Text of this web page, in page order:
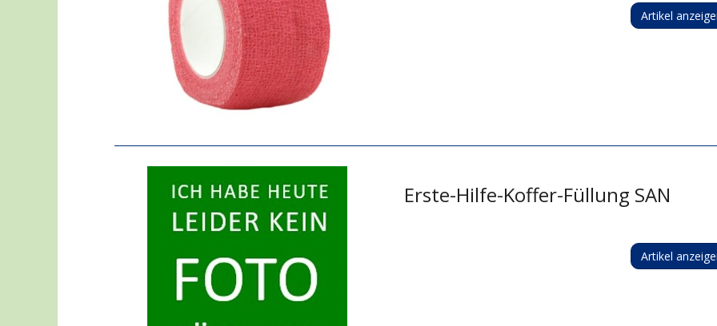
Artikel
Erste-Hilfe-Koffer-Füllung SAN
Artikel